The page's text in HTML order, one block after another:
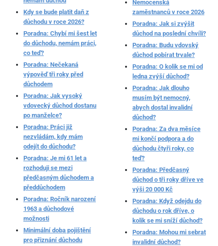
Kdy se bude platit daň z
důchodu v roce 2026?
Poradna: Chybí mi šest let
do důchodu, nemám práci,
co teď?
Poradna: Nečekaná
výpověď tři roky před
důchodem
Poradna: Jak vysoký
vdovecký důchod dostanu
po manželce?
Poradna: Práci již
nezvládám, kdy mám
odejít do důchodu?
Poradna: Je mi 61 let a
rozhoduji se mezi
předčasným důchodem a
předdůchodem
Poradna: Ročník narození
1963 a důchodové
možnosti
Minimální doba pojištění
pro přiznání důchodu
Nemocenská
zaměstnanců v roce 2026
Poradna: Jak si zvýšit
důchod na poslední chvíli?
Poradna: Budu vdovský
důchod pobírat trvale?
Poradna: O kolik se mi od
ledna zvýší důchod?
Poradna: Jak dlouho
musím být nemocný,
abych dostal invalidní
důchod?
Poradna: Za dva měsíce
mi končí podpora a do
důchodu čtyři roky, co
teď?
Poradna: Předčasný
důchod o tři roky dříve ve
výši 20 000 Kč
Poradna: Když odejdu do
důchodu o rok dříve, o
kolik se mi sníží důchod?
Poradna: Mohou mi sebrat
invalidní důchod?